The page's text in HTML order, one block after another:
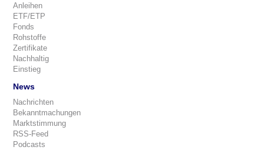
Anleihen
ETF/ETP
Fonds
Rohstoffe
Zertifikate
Nachhaltig
Einstieg
News
Nachrichten
Bekanntmachungen
Marktstimmung
RSS-Feed
Podcasts